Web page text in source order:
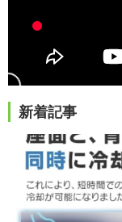
新着記事